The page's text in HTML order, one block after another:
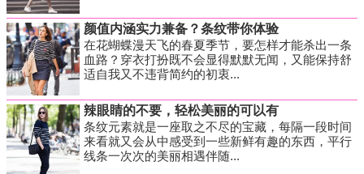
颜值内涵实力兼备？条纹带你体验
在花蝴蝶漫天飞的春夏季节，要怎样才能杀出一条
血路？穿衣打扮既不会显得默默无闻，又能保持舒
适自我又不违背简约的初衷...
辣眼睛的不要，轻松美丽的可以有
条纹元素就是一座取之不尽的宝藏，每隔一段时间
来看就又会从中感受到一些新鲜有趣的东西，平行
线条一次次的美丽相遇伴随...